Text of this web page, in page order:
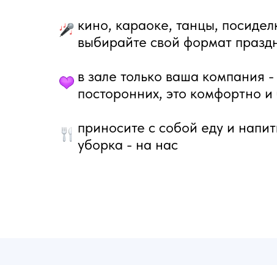
event-пространство
кино, караоке, танцы,
выбирайте свой формат
в зале только ваша компания
посторонних, это комфортно
приносите с собой еду и
уборка - на нас